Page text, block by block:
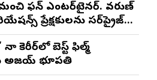
ఫన్ ఎంటర్‌టైనర్. వరుణ్
ప్రేక్షకులను సర్‌ప్రైజ్
గాంధీ
నా కెరీర్‌లో బెస్ట్ ఫిల్మ్
అజయ్ భూపతి